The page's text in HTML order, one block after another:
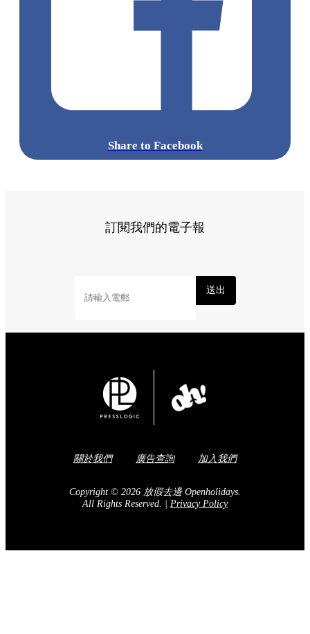
Share to Facebook
訂閱我們的電子報
送出
關於我們 廣告查詢 加入我們
Copyright © 2026 放假去邊 Openholidays.
All Rights Reserved. | Privacy Policy